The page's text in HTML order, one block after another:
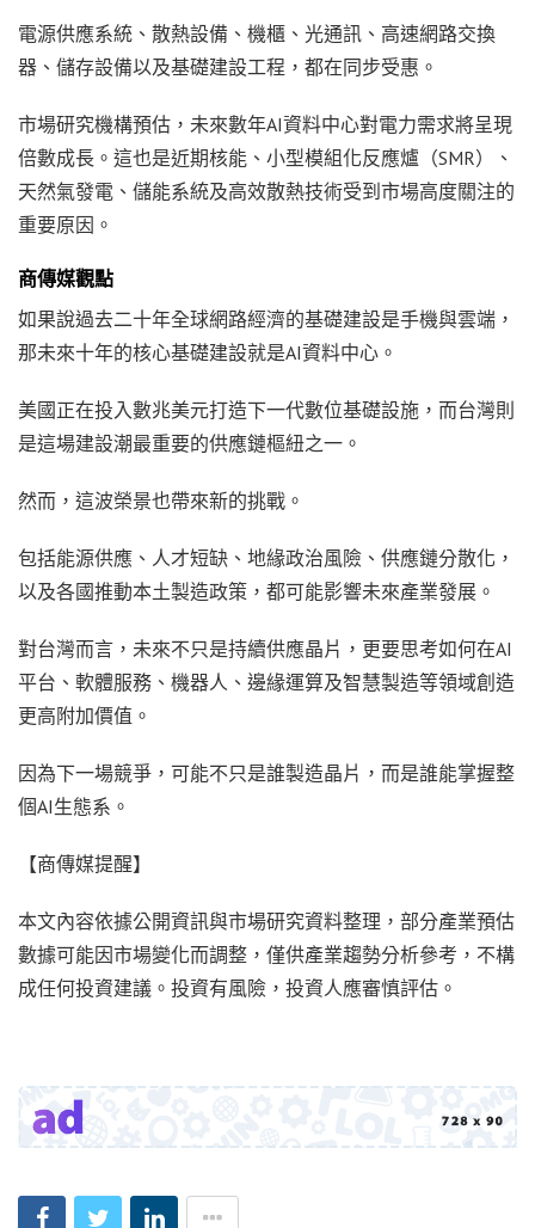
電源供應系統、散熱設備、機櫃、光通訊、高速網路交換
器、儲存設備以及基礎建設工程，都在同步受惠。
市場研究機構預估，未來數年AI資料中心對電力需求將呈現
倍數成長。這也是近期核能、小型模組化反應爐（SMR）、
天然氣發電、儲能系統及高效散熱技術受到市場高度關注的
重要原因。
商傳媒觀點
如果說過去二十年全球網路經濟的基礎建設是手機與雲端，
那未來十年的核心基礎建設就是AI資料中心。
美國正在投入數兆美元打造下一代數位基礎設施，而台灣則
是這場建設潮最重要的供應鏈樞紐之一。
然而，這波榮景也帶來新的挑戰。
包括能源供應、人才短缺、地緣政治風險、供應鏈分散化，
以及各國推動本土製造政策，都可能影響未來產業發展。
對台灣而言，未來不只是持續供應晶片，更要思考如何在AI
平台、軟體服務、機器人、邊緣運算及智慧製造等領域創造
更高附加價值。
因為下一場競爭，可能不只是誰製造晶片，而是誰能掌握整
個AI生態系。
【商傳媒提醒】
本文內容依據公開資訊與市場研究資料整理，部分產業預估
數據可能因市場變化而調整，僅供產業趨勢分析參考，不構
成任何投資建議。投資有風險，投資人應審慎評估。